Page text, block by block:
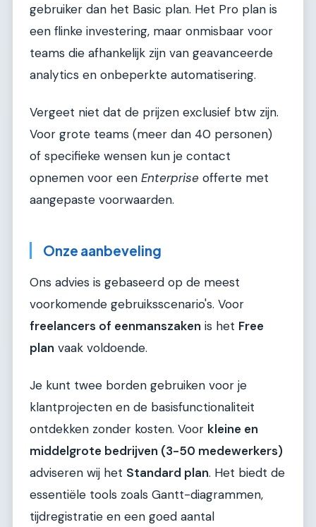
gebruiker dan het Basic plan. Het Pro plan is
een flinke investering, maar onmisbaar voor
teams die afhankelijk zijn van geavanceerde
analytics en onbeperkte automatisering.
Vergeet niet dat de prijzen exclusief btw zijn.
Voor grote teams (meer dan 40 personen)
of specifieke wensen kun je contact
opnemen voor een Enterprise offerte met
aangepaste voorwaarden.
Onze aanbeveling
Ons advies is gebaseerd op de meest
voorkomende gebruiksscenario's. Voor
freelancers of eenmanszaken is het Free
plan vaak voldoende.
Je kunt twee borden gebruiken voor je
klantprojecten en de basisfunctionaliteit
ontdekken zonder kosten. Voor kleine en
middelgrote bedrijven (3-50 medewerkers)
adviseren wij het Standard plan. Het biedt de
essentiële tools zoals Gantt-diagrammen,
tijdregistratie en een goed aantal